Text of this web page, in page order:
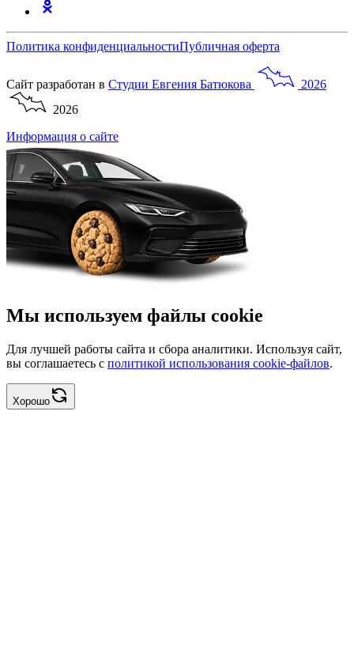
Политика конфиденциальностиПубличная оферта
Сайт разработан в Студии Евгения Батюкова
2026
2026
Информация о сайте
Мы используем файлы cookie
Для лучшей работы сайта и сбора аналитики. Используя сайт,
вы соглашаетесь с политикой использования cookie-файлов.
Хорошо